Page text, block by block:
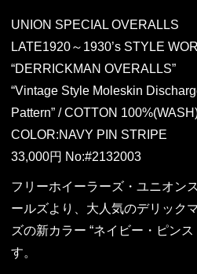
UNION SPECIAL OVERALLS
LATE1920～1930’s STYLE
“DERRICKMAN OVERALLS”
“Vintage Style Moleskin
Pattern” / COTTON
COLOR:NAVY PIN STRIPE
33,000円 No:#2132003
フリーホイーラーズ・ユニオン
ールズより、大人気のデリック
ズの新カラー “ネイビー・ピンス
す。